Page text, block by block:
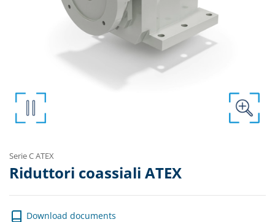
Serie C ATEX
Riduttori coassiali ATEX
Download documents